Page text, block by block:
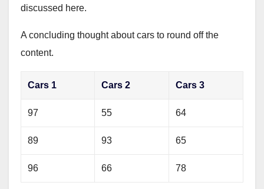
discussed here.
A concluding thought about cars to round off the
content.
Cars 1 Cars 2 Cars 3
97 55 64
89 93 65
96 66 78